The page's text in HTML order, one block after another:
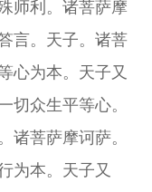
师利。诸菩萨摩
言。天子。诸菩
心为本。天子又
切众生平等心。
诸菩萨摩诃萨。
为本。天子又